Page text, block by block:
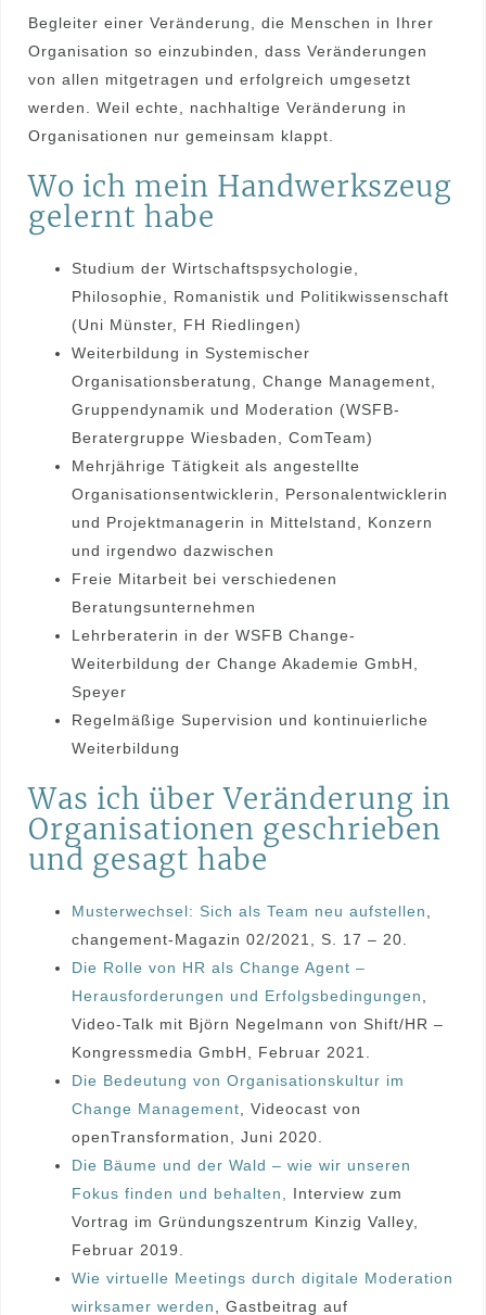
Begleiter einer Veränderung, die Menschen in Ihrer
Organisation so einzubinden, dass Veränderungen
von allen mitgetragen und erfolgreich umgesetzt
werden. Weil echte, nachhaltige Veränderung in
Organisationen nur gemeinsam klappt.
Wo ich mein Handwerkszeug
gelernt habe
Studium der Wirtschaftspsychologie,
Philosophie, Romanistik und Politikwissenschaft
(Uni Münster, FH Riedlingen)
Weiterbildung in Systemischer
Organisationsberatung, Change Management,
Gruppendynamik und Moderation (WSFB-
Beratergruppe Wiesbaden, ComTeam)
Mehrjährige Tätigkeit als angestellte
Organisationsentwicklerin, Personalentwicklerin
und Projektmanagerin in Mittelstand, Konzern
und irgendwo dazwischen
Freie Mitarbeit bei verschiedenen
Beratungsunternehmen
Lehrberaterin in der WSFB Change-
Weiterbildung der Change Akademie GmbH,
Speyer
Regelmäßige Supervision und kontinuierliche
Weiterbildung
Was ich über Veränderung in
Organisationen geschrieben
und gesagt habe
Musterwechsel: Sich als Team neu aufstellen,
changement-Magazin 02/2021, S. 17 – 20.
Die Rolle von HR als Change Agent –
Herausforderungen und Erfolgsbedingungen,
Video-Talk mit Björn Negelmann von Shift/HR –
Kongressmedia GmbH, Februar 2021.
Die Bedeutung von Organisationskultur im
Change Management, Videocast von
openTransformation, Juni 2020.
Die Bäume und der Wald – wie wir unseren
Fokus finden und behalten, Interview zum
Vortrag im Gründungszentrum Kinzig Valley,
Februar 2019.
Wie virtuelle Meetings durch digitale Moderation
wirksamer werden, Gastbeitrag auf